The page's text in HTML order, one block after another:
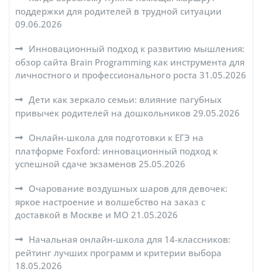
поддержки для родителей в трудной ситуации
09.06.2026
Инновационный подход к развитию мышления:
обзор сайта Brain Programming как инструмента для
личностного и профессионального роста 31.05.2026
Дети как зеркало семьи: влияние пагубных
привычек родителей на дошкольников 29.05.2026
Онлайн-школа для подготовки к ЕГЭ на
платформе Foxford: инновационный подход к
успешной сдаче экзаменов 25.05.2026
Очарование воздушных шаров для девочек:
яркое настроение и волшебство на заказ с
доставкой в Москве и МО 21.05.2026
Начальная онлайн-школа для 14-классников:
рейтинг лучших программ и критерии выбора
18.05.2026